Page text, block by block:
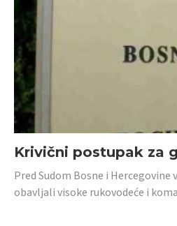
Krivični postupak za
Pred Sudom Bosne i
obavljali visoke rukovodeće i